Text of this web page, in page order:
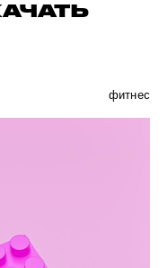
фитнес